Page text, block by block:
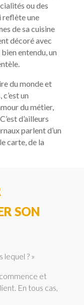
ou des
reflète une
de sa cuisine
décoré avec
entendu, un
du monde et
un
du métier,
d’ailleurs
parlent d’un
carte, de la
SON
lequel ? »
et
En tous cas,